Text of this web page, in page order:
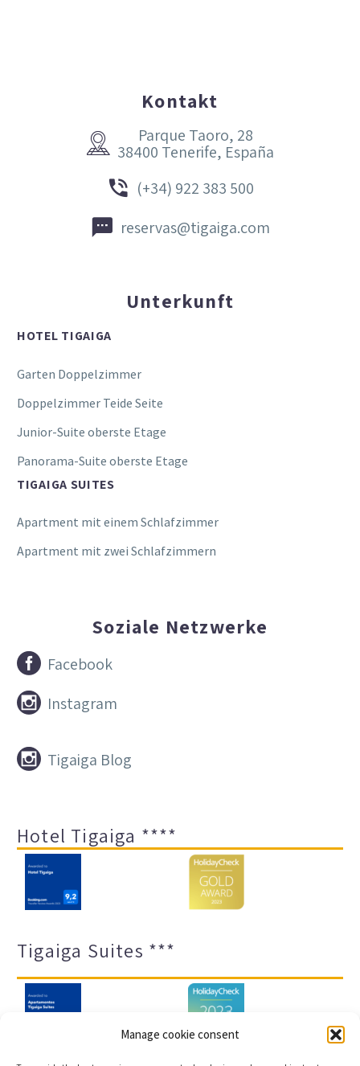
Manage cookie consent
Kontakt


Parque Taoro, 28
38400 Tenerife, España

 (+34) 922 383 500

 reservas@tigaiga.com
Unterkunft
HOTEL TIGAIGA
Garten Doppelzimmer
Doppelzimmer Teide Seite
Junior-Suite oberste Etage
Panorama-Suite oberste Etage
TIGAIGA SUITES
Apartment mit einem Schlafzimmer
Apartment mit zwei Schlafzimmern
Soziale Netzwerke

 Facebook

 Instagram

 Tigaiga Blog
Hotel Tigaiga ****
Tigaiga Suites ***